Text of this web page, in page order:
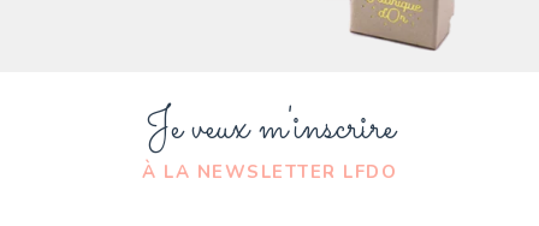
Je veux m'inscrire
À LA NEWSLETTER LFDO